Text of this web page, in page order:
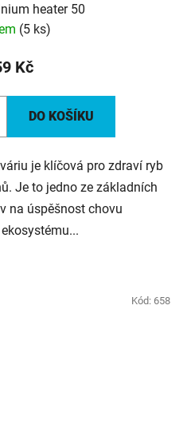
heater 50
(5 ks)
Kč
DO KOŠÍKU
je klíčová pro zdraví ryb
Je to jedno ze základních
na úspěšnost chovu
Kód: 658